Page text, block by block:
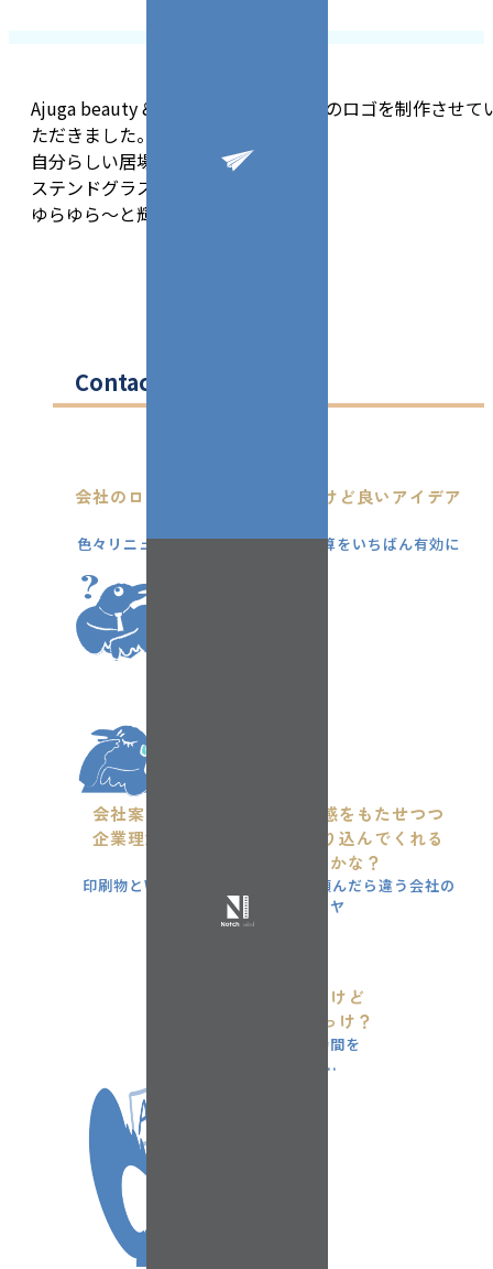
Ajuga beauty & Healing Salonサロンのロゴを制作させて
ただきました。
自分らしい居場所
ステンドグラスに囲まれて
ゆらゆら〜と輝くように
Contact
会社のロゴも名刺も一新したいけど良いアイデア
色々リニューアルを考えてるけど予算をいちばん有効に
会社案内やWebサイトに統一感をもたせつつ
企業理念をうまくまとめて盛り込んでくれる
いいデザイン会社ないかな？
印刷物とWebサイトを別の会社に頼んだら違う会社の
ものに見えるのもイヤ
そろそろ発注したいけど
最新データはどこだっけ？
データ探しに無駄な時間を
費やしてしまった...